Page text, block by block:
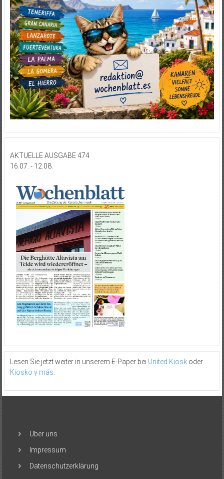
AKTUELLE AUSGABE 474
16.07. - 12.08.
Lesen Sie jetzt weiter in unserem E-Paper bei United Kioskoder
Kiosko y más.
Über uns
Impressum
Datenschutzerklärung